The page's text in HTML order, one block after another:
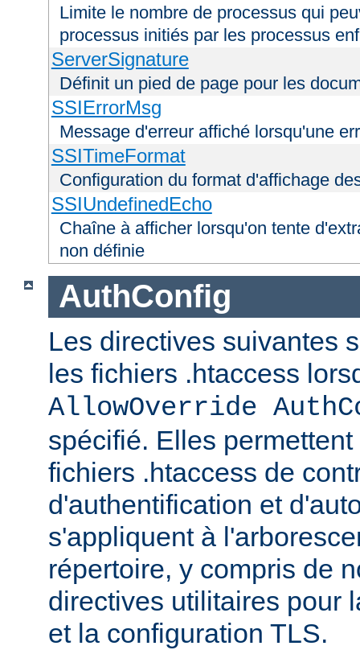
Limite le nombre de processus qui
processus initiés par les processus
ServerSignature
Définit un pied de page pour les
SSIErrorMsg
Message d'erreur affiché lorsqu'une
SSITimeFormat
Configuration du format d'affichage
SSIUndefinedEcho
Chaîne à afficher lorsqu'on tente
non définie
AuthConfig
Les directives suivantes
les fichiers .htaccess
AllowOverride
spécifié. Elles
fichiers .htaccess de
d'authentification et
s'appliquent à
répertoire, y compris de
directives utilitaires pour
et la configuration TLS.